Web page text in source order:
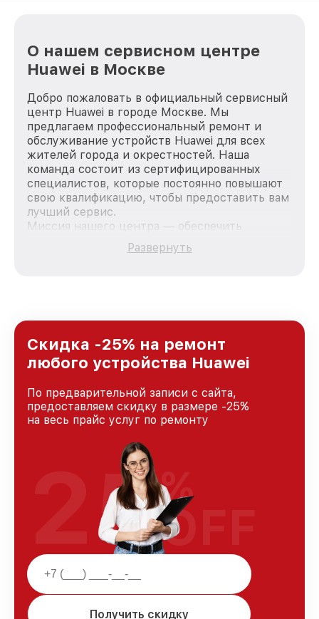
О нашем сервисном центре
Huawei в Москве
Добро пожаловать в официальный сервисный
центр Huawei в городе Москве. Мы
предлагаем профессиональный ремонт и
обслуживание устройств Huawei для всех
жителей города и окрестностей. Наша
команда состоит из сертифицированных
специалистов, которые постоянно повышают
свою квалификацию, чтобы предоставить вам
лучший сервис.
Миссия нашего центра — обеспечить
качественный и доступный ремонт для
каждого пользователя продукции Huawei, вне
Москве, постоянно повышая уровень доверия
и лояльности наших клиентов.
Развернуть
Скидка -25% на ремонт
любого устройства Huawei
По предварительной записи с сайта,
предоставляем скидку в размере -25%
на весь прайс услуг по ремонту
Получить скидку
25%
OFF